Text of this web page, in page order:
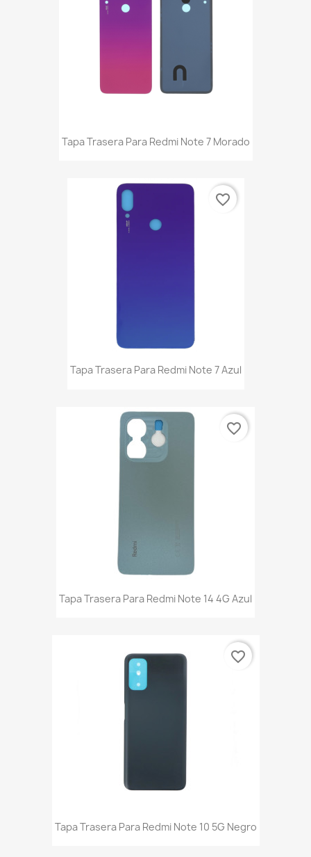
Tapa Trasera Para Redmi Note 7 Morado
Tapa Trasera Para Redmi Note 7 Azul
favorite_border
Tapa Trasera Para Redmi Note 14 4G Azul
favorite_border
Tapa Trasera Para Redmi Note 10 5G Negro
favorite_border